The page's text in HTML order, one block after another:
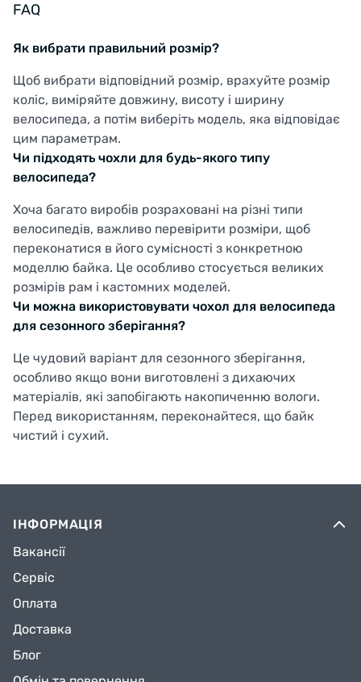
FAQ
Як вибрати правильний розмір?
Щоб вибрати відповідний розмір, врахуйте розмір
коліс, виміряйте довжину, висоту і ширину
велосипеда, а потім виберіть модель, яка відповідає
цим параметрам.
Чи підходять чохли для будь-якого типу
велосипеда?
Хоча багато виробів розраховані на різні типи
велосипедів, важливо перевірити розміри, щоб
переконатися в його сумісності з конкретною
моделлю байка. Це особливо стосується великих
розмірів рам і кастомних моделей.
Чи можна використовувати чохол для велосипеда
для сезонного зберігання?
Це чудовий варіант для сезонного зберігання,
особливо якщо вони виготовлені з дихаючих
матеріалів, які запобігають накопиченню вологи.
Перед використанням, переконайтеся, що байк
чистий і сухий.
ІНФОРМАЦІЯ
Вакансії
Сервіс
Оплата
Доставка
Блог